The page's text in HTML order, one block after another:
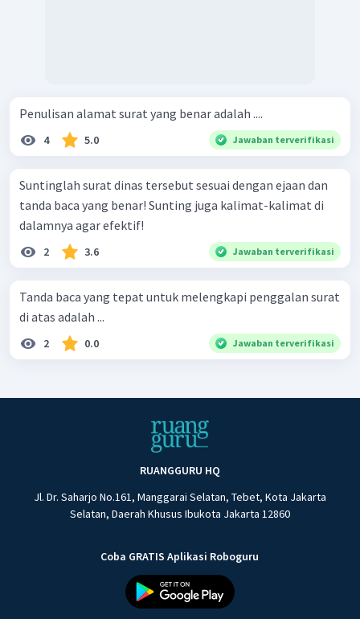
Penulisan alamat surat yang benar adalah ....
4 5.0 Jawaban terverifikasi
Suntinglah surat dinas tersebut sesuai dengan ejaan dan
tanda baca yang benar! Sunting juga kalimat-kalimat di
dalamnya agar efektif!
2 3.6 Jawaban terverifikasi
Tanda baca yang tepat untuk melengkapi penggalan surat
di atas adalah ...
2 0.0 Jawaban terverifikasi
RUANGGURU HQ
Jl. Dr. Saharjo No.161, Manggarai Selatan, Tebet, Kota Jakarta
Selatan, Daerah Khusus Ibukota Jakarta 12860
Coba GRATIS Aplikasi Roboguru